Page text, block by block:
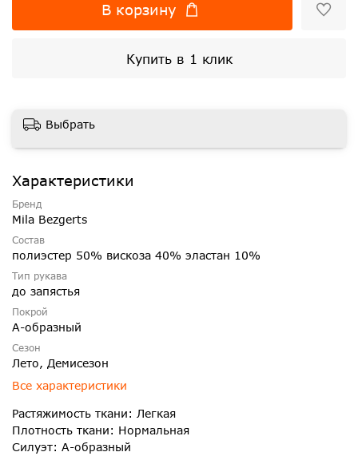
В корзину
Купить в 1 клик
Выбрать
Характеристики
Бренд
Mila Bezgerts
Состав
полиэстер 50% вискоза 40% эластан 10%
Тип рукава
до запястья
Покрой
А-образный
Сезон
Лето, Демисезон
Все характеристики
Растяжимость ткани: Легкая
Плотность ткани: Нормальная
Силуэт: А-образный